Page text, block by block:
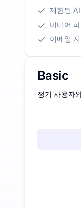
제한된
미디어
이메일
Basic
정기 사용자